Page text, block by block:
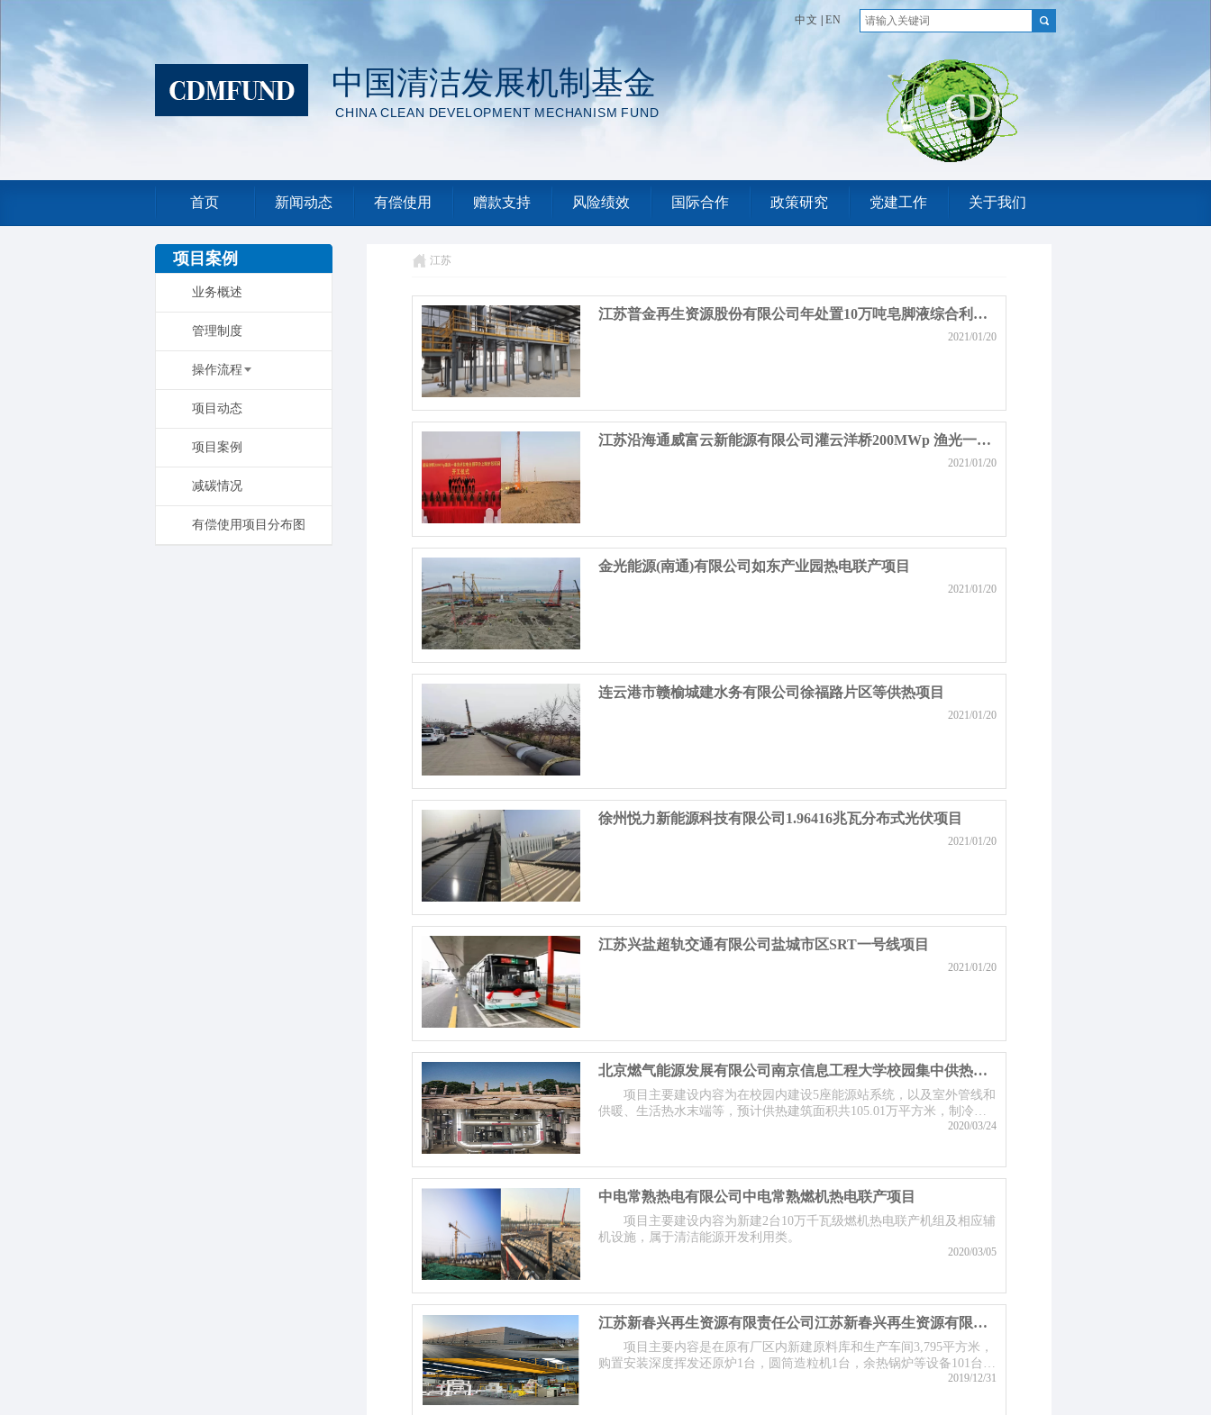
中国清洁发展机制基金
CHINA CLEAN DEVELOPMENT MECHANISM FUND
中文 EN
首页 新闻动态 有偿使用 赠款支持 风险绩效 国际合作 政策研究 党建工作 关于我们
项目案例
业务概述
管理制度
操作流程
项目动态
项目案例
减碳情况
有偿使用项目分布图
江苏
江苏普金再生资源股份有限公司年处置10万吨皂脚液综合利用项目
2021/01/20
江苏沿海通威富云新能源有限公司灌云洋桥200MWp 渔光一体光伏发电全额平价上网示范项目
2021/01/20
金光能源(南通)有限公司如东产业园热电联产项目
2021/01/20
连云港市赣榆城建水务有限公司徐福路片区等供热项目
2021/01/20
徐州悦力新能源科技有限公司1.96416兆瓦分布式光伏项目
2021/01/20
江苏兴盐超轨交通有限公司盐城市区SRT一号线项目
2021/01/20
北京燃气能源发展有限公司南京信息工程大学校园集中供热（冷）系统BOT项目
项目主要建设内容为在校园内建设5座能源站系统，以及室外管线和
供暖、生活热水末端等，预计供热建筑面积共105.01万平方米，制冷建
2020/03/24
中电常熟热电有限公司中电常熟燃机热电联产项目
项目主要建设内容为新建2台10万千瓦级燃机热电联产机组及相应辅
机设施，属于清洁能源开发利用类。
2020/03/05
江苏新春兴再生资源有限责任公司江苏新春兴再生资源有限责任公司扩建项目
项目主要内容是在原有厂区内新建原料库和生产车间3,795平方米，
购置安装深度挥发还原炉1台，圆筒造粒机1台，余热锅炉等设备101台
2019/12/31